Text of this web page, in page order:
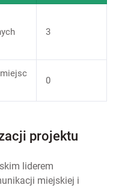
3
0
projektu
liderem
miejskiej i